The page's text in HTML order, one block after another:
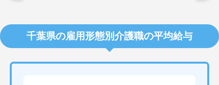
環境です。
千葉県の雇用形態別介護職の平均給与